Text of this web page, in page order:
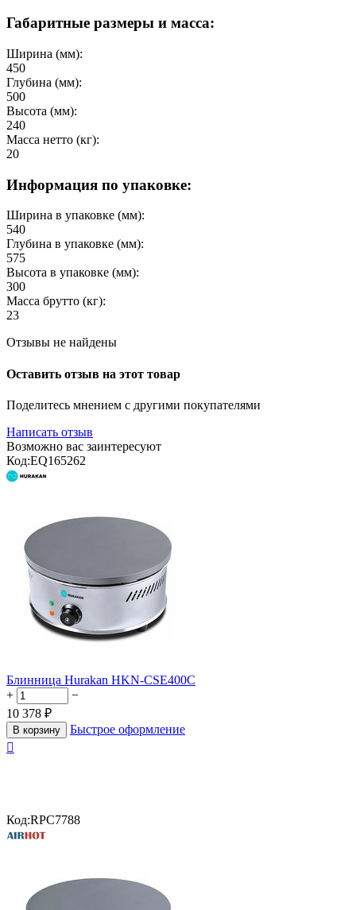
Габаритные размеры и масса:
Ширина (мм):
450
Глубина (мм):
500
Высота (мм):
240
Масса нетто (кг):
20
Информация по упаковке:
Ширина в упаковке (мм):
540
Глубина в упаковке (мм):
575
Высота в упаковке (мм):
300
Масса брутто (кг):
23
Отзывы не найдены
Оставить отзыв на этот товар
Поделитесь мнением с другими покупателями
Написать отзыв
Возможно вас заинтересуют
Код:EQ165262
Блинница Hurakan HKN-CSE400C
+
−
10 378 ₽
В корзину
Быстрое оформление

Код:RPC7788